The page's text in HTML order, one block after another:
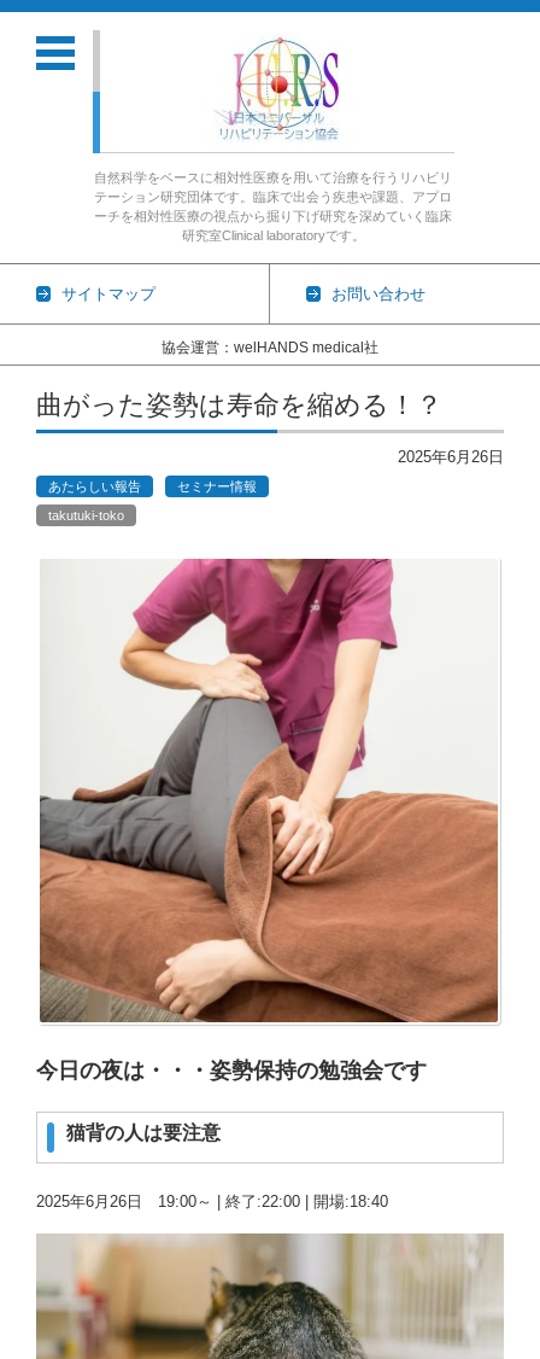
自然科学をベースに相対性医療を用いて治療を行うリハビリ
テーション研究団体です。臨床で出会う疾患や課題、アプロ
ーチを相対性医療の視点から掘り下げ研究を深めていく臨床
研究室Clinical laboratoryです。
サイトマップ お問い合わせ
協会運営：welHANDS medical社
コンテンツに移動
曲がった姿勢は寿命を縮める！？
2025年6月26日
あたらしい報告
セミナー情報
takutuki-toko
今日の夜は・・・姿勢保持の勉強会です
猫背の人は要注意
2025年6月26日 19:00～ | 終了:22:00 | 開場:18:40